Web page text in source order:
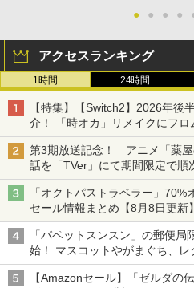
● ● ● ●
アクセスランキング
1時間 24時間
【特集】【Switch2】2026年後
介！ 「時オカ」リメイクにフ
第3期放送記念！ アニメ「薬
話を「TVer」にて期間限定で順
「オクトパストラベラー」
セール情報まとめ【8月8日更新】
ニンテンドーeショップでは「
「パペットスンスン」の郵便
始！ マスコットやがまぐち、
【Amazonセール】「ゼルダの